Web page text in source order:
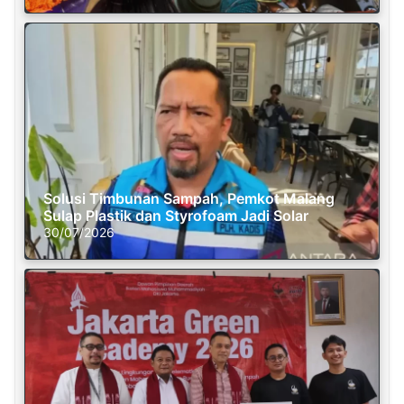
Solusi Timbunan Sampah, Pemkot Malang
Sulap Plastik dan Styrofoam Jadi Solar
30/07/2026